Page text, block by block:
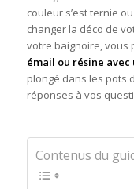
couleur s’est ternie
changer la déco de
votre baignoire, vous
émail ou résine
plongé dans les pots
réponses à vos
Contenus du